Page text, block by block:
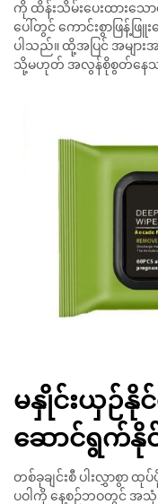
ကို ထိန်းသိမ်းပေးထားသေ
ပေါ်တွင် ကောင်းစွာဖြန့်ဖြူ
ပါသည်။ ထို့အပြင် အများ
သို့မဟုတ် အလွန်စိုစွတ်နေသ
မနှိုင်းယှဉ်
ဆောင်ရွက်နို
တစ်ခုချင်းစီ ပါးလွှာစွာ
ပဝါကို နေ့စဉ်ဘဝတွင် အသုံ